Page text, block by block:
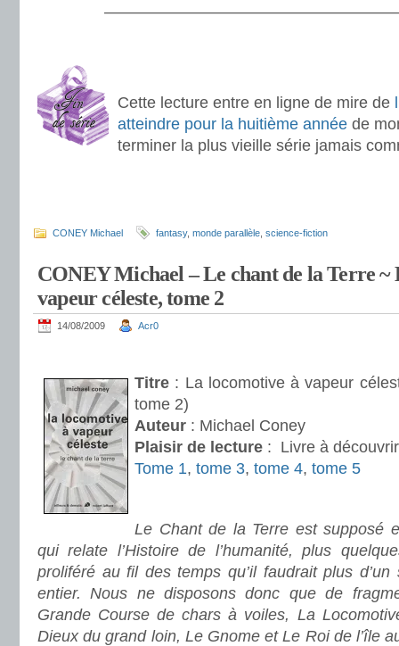
Cette lecture entre en ligne de mire de
atteindre pour la huitième année de
terminer la plus vieille série jamais
CONEY Michael fantasy, monde parallèle science-fiction
CONEY Michael – Le chant de la Terre ~
vapeur céleste, tome 2
14/08/2009 Acr0
Titre : La locomotive à vapeur
tome 2)
Auteur : Michael Coney
Plaisir de lecture : Livre à découvrir
Tome 1, tome 3, tome 4, tome 5
Le Chant de la Terre est supposé
qui relate l’Histoire de l’humanité, plus
proliféré au fil des temps qu’il faudrait plus
entier. Nous ne disposons donc que de
Grande Course de chars à voiles, La
Dieux du grand loin, Le Gnome et Le Roi de l’île